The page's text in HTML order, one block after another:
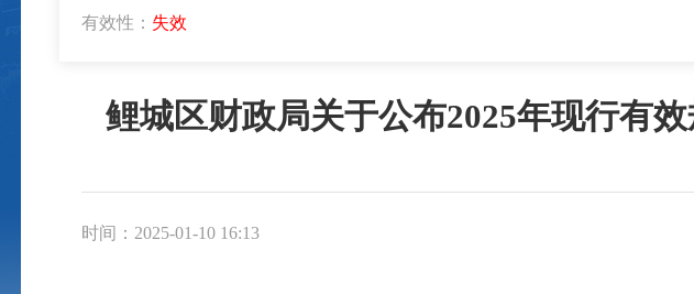
有效性： 失效
鲤城区财政局关于公布2025年现行有
时间：2025-01-10 16:13